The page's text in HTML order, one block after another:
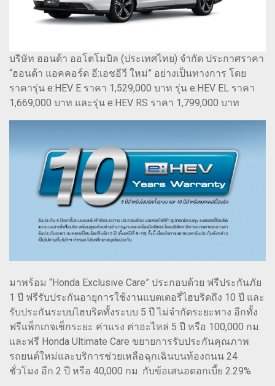
บริษัท ฮอนด้า ออโตโมบิล (ประเทศไทย) จำกัด ประกาศราคา
“ฮอนด้า แอคคอร์ด อี:เอชอีวี ใหม่” อย่างเป็นทางการ โดย
ราคารุ่น e:HEV E ราคา 1,529,000 บาท รุ่น e:HEV EL ราคา
1,669,000 บาท และรุ่น e:HEV RS ราคา 1,799,000 บาท
มาพร้อม “Honda Exclusive Care” ประกอบด้วย ฟรีประกันภัย
1 ปี ฟรีรับประกันอายุการใช้งานแบตเตอรี่ไฮบริดถึง 10 ปี และ
รับประกันระบบไฮบริดทั้งระบบ 5 ปี ไม่จำกัดระยะทาง อีกทั้ง
ฟรีแพ็กเกจเช็กระยะ ค่าแรง ค่าอะไหล่ 5 ปี หรือ 100,000 กม.
และฟรี Honda Ultimate Care ขยายการรับประกันคุณภาพ
รถยนต์ใหม่และบริการช่วยเหลือฉุกเฉินบนท้องถนน 24
ชั่วโมง อีก 2 ปี หรือ 40,000 กม. กับข้อเสนอดอกเบี้ย 2.29%